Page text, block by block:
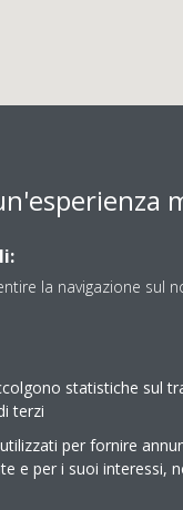
la navigazione sul
statistiche sul
terzi
per fornire
e per i suoi interessi,